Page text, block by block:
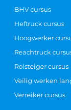
BHV cursus
Heftruck cursus
Hoogwerker
Reachtruck
Rolsteiger cursus
Veilig werken
Verreiker cursus